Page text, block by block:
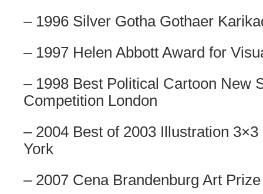
– 1996 Silver Gotha Gothaer
– 1997 Helen Abbott Award for
– 1998 Best Political Cartoon New
Competition London
– 2004 Best of 2003 Illustration
York
– 2007 Cena Brandenburg Art Prize